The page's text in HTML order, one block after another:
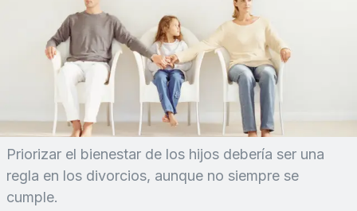
Priorizar el bienestar de los hijos debería ser una
regla en los divorcios, aunque no siempre se
cumple.